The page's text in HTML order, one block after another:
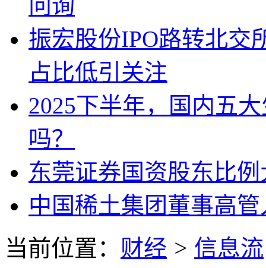
问询
振宏股份IPO路转北交
占比低引关注
2025下半年，国内五
吗？
东莞证券国资股东比
中国稀土集团董事高
当前位置： 财经 > 信息流